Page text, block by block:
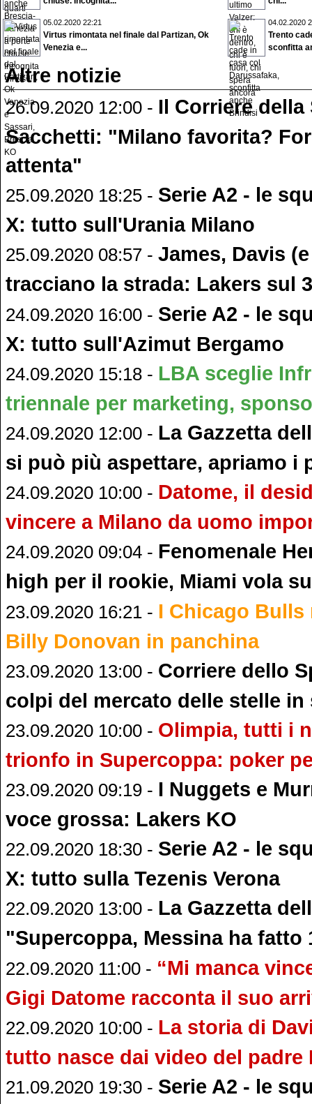
05.02.2020 22:21
Virtus rimontata nel finale dal Partizan, Ok
Venezia e...
04.02.2020
Trento
sconfitta
Altre notizie
26.09.2020 12:00 - Il Corriere della
Sacchetti: "Milano favorita?
attenta"
25.09.2020 18:25 - Serie A2 - le
X: tutto sull'Urania Milano
25.09.2020 08:57 - James, Davis
tracciano la strada: Lakers sul
24.09.2020 16:00 - Serie A2 - le
X: tutto sull'Azimut Bergamo
24.09.2020 15:18 - LBA sceglie
triennale per marketing,
24.09.2020 12:00 - La Gazzetta
si può più aspettare, apriamo i
24.09.2020 10:00 - Datome, il
vincere a Milano da uomo
24.09.2020 09:04 - Fenomenale
high per il rookie, Miami vola
23.09.2020 16:21 - I Chicago
Billy Donovan in panchina
23.09.2020 13:00 - Corriere dello
colpi del mercato delle stelle in
23.09.2020 10:00 - Olimpia, tutti i
trionfo in Supercoppa: poker
23.09.2020 09:19 - I Nuggets e
voce grossa: Lakers KO
22.09.2020 18:30 - Serie A2 - le
X: tutto sulla Tezenis Verona
22.09.2020 13:00 - La Gazzetta
"Supercoppa, Messina ha fatto
22.09.2020 11:00 - “Mi manca
Gigi Datome racconta il suo
22.09.2020 10:00 - La storia di
tutto nasce dai video del padre
21.09.2020 19:30 - Serie A2 - le